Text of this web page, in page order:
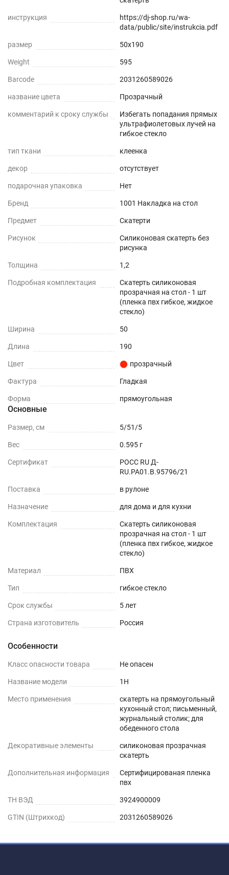
Звукопоглощение
Приглушает звон столовых приборов.
Долговечно
До 5 лет использования
Гипоаллергенно
Не желтеет со временем
Не нужно клеить
Прочность и износостойкость
Защита поверхностей от механических
повреждений – сколы, вмятины, царапины.
Влагостойкость
Защита поверхности вашего стола от воды и
пролитых жидкостей.
ПОДХОДИТ ДЛЯ ЛЮБОГО ИНТЕРЬЕРА
поверхности - дерево, стекло, пластик, мрамор,
гранит, металл и текстиль.
СТОЛЕШНИЦЫ
ЖУРНАЛЬНЫЙ СТОЛ
ДЕТСКИЙ СТОЛ
ПОДГОТОВКА К ИСПОЛЬЗОВАНИЮ
присутствовать слабый быстро выветриваемый
запах. Перед использованием пленки, протрите
её поверхность влажной салфеткой с мыльным
Дайте высохнуть – запах выветривается
Шаг 3
вниз. Дополнительное закрепление не
инструкция
https://dj-shop.ru/wa-
data/public/site/instrukcia.pdf
размер 50x190
Weight 595
Barcode 2031260589026
название цвета Прозрачный
комментарий к сроку службы
Избегать попадания прямых
ультрафиолетовых лучей на
гибкое стекло
тип ткани клеенка
декор отсутствует
подарочная упаковка Нет
Бренд 1001 Накладка на стол
Предмет Скатерти
Рисунок
Силиконовая скатерть без
рисунка
Толщина 1,2
Подробная комплектация
Скатерть силиконовая
прозрачная на стол - 1 шт
(пленка пвх гибкое, жидкое
стекло)
Ширина 50
Длина 190
Цвет прозрачный
Фактура Гладкая
Форма прямоугольная
Основные
Размер, см 5/51/5
Вес 0.595 г
Сертификат
РОСС RU Д-
RU.РА01.В.95796/21
Поставка в рулоне
Назначение для дома и для кухни
Комплектация
Скатерть силиконовая
прозрачная на стол - 1 шт
(пленка пвх гибкое, жидкое
стекло)
Материал ПВХ
Тип гибкое стекло
Срок службы 5 лет
Страна изготовитель Россия
Особенности
Класс опасности товара Не опасен
Название модели 1H
Место применения
скатерть на прямоугольный
кухонный стол; письменный,
журнальный столик; для
обеденного стола
Декоративные элементы
силиконовая прозрачная
скатерть
Дополнительная информация
Сертифицированая пленка
пвх
ТН ВЭД 3924900009
GTIN (Штрихкод) 2031260589026